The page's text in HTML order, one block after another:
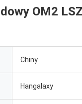
OM2
Chiny
Hangalaxy